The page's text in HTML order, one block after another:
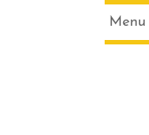
Menu